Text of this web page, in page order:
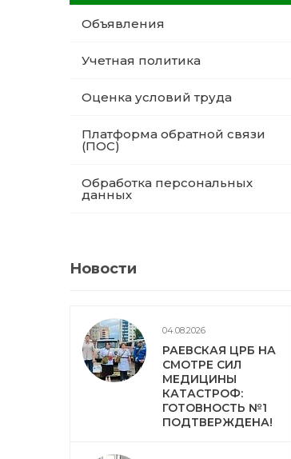
Объявления
Учетная политика
Оценка условий труда
Платформа обратной связи
(ПОС)
Обработка персональных
данных
Новости
04.08.2026
РАЕВСКАЯ ЦРБ НА
СМОТРЕ СИЛ
МЕДИЦИНЫ
КАТАСТРОФ:
ГОТОВНОСТЬ №1
ПОДТВЕРЖДЕНА!